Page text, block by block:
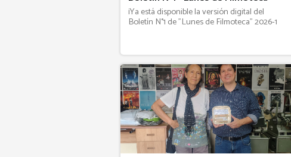
¡Ya está disponible la versión digital del
Boletín N°1 de "Lunes de Filmoteca" 2026-1